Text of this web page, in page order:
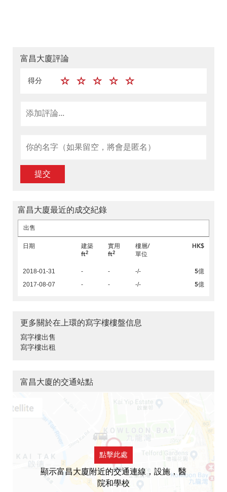
富昌大廈評論
得分
提交
富昌大廈最近的成交紀錄
出售
日期
建築
ft2
實用
ft2
樓層/
單位
HK$
2018-01-31 - - -/- 5億
2017-08-07 - - -/- 5億
更多關於在上環的寫字樓樓盤信息
寫字樓出售
寫字樓出租
富昌大廈的交通站點
點擊此處
顯示富昌大廈附近的交通連線，設施，醫
院和學校